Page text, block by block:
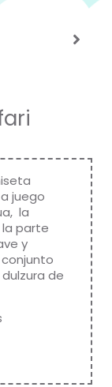
juego
la
parte
y
de